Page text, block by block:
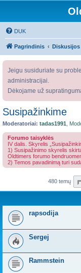
DUK
Pagrindinis Diskusijos
Jeigu susiduriate su
administracijai.
Dėkojame už
Susipažinkime
Moderatoriai: tadas1991
Forumo taisyklės
IV dalis. Skyrelis
1) Susipažinimo skyrelis
Oldtimers forumo
2) Temos pavadinimą turi
480 temų
rapsodija
Sergej
Rammstein